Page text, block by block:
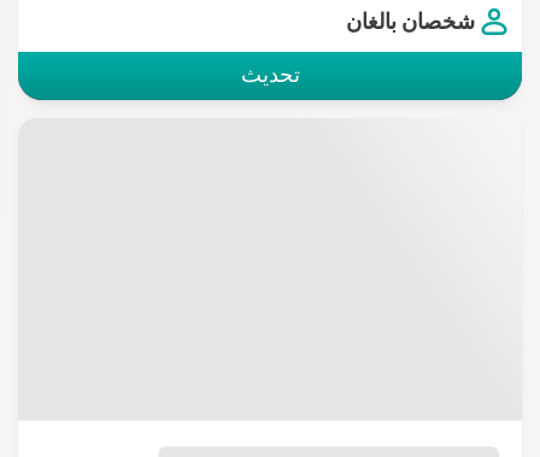
شخصان بالغان
تحديث